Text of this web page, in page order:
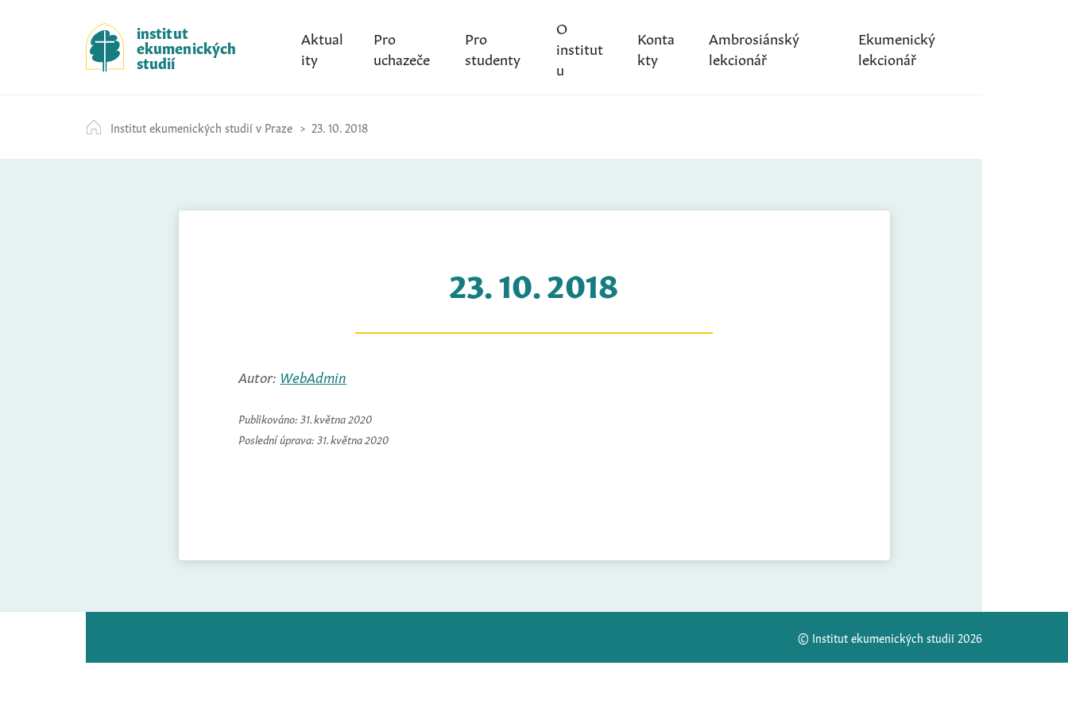
k
i
p
t
c
o
institut
ekumenických
studií
Aktual
ity
Pro
uchazeče
Pro
studenty
O
institut
u
Konta
kty
Ambrosiánský
lekcionář
Ekumenický
lekcionář
Institut ekumenických studií v Praze 23. 10. 2018
23. 10. 2018
Autor: WebAdmin
Publikováno: 31. května 2020
Poslední úprava: 31. května 2020
© Institut ekumenických studií 2026